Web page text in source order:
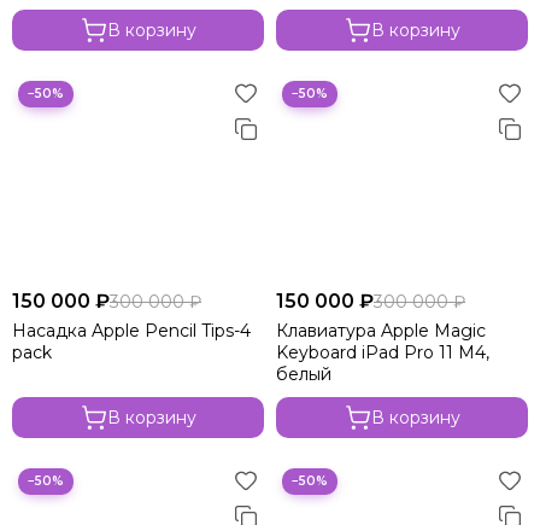
В корзину
В корзину
−50%
150 000 ₽300 000 ₽
Насадка Apple Pencil Tips-4
pack
В корзину
−50%
150 000 ₽300 000 ₽
Клавиатура Apple Magic
Keyboard iPad Pro 11 М4,
белый
В корзину
−50% −50%